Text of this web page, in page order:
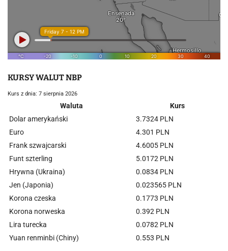
KURSY WALUT NBP
Kurs z dnia: 7 sierpnia 2026
Waluta
Kurs
Dolar amerykański
3.7324 PLN
Euro
4.301 PLN
Frank szwajcarski
4.6005 PLN
Funt szterling
5.0172 PLN
Hrywna (Ukraina)
0.0834 PLN
Jen (Japonia)
0.023565 PLN
Korona czeska
0.1773 PLN
Korona norweska
0.392 PLN
Lira turecka
0.0782 PLN
Yuan renminbi (Chiny)
0.553 PLN